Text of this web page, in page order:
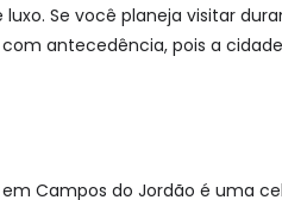
Se você planeja visitar
antecedência, pois a
em Campos do Jordão é uma